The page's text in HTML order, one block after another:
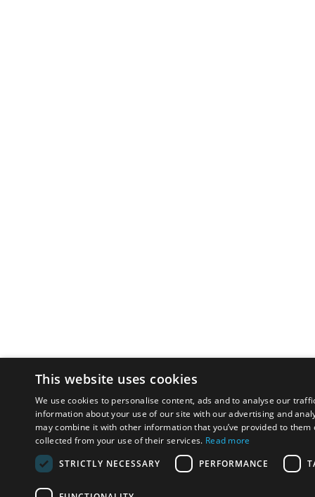
This website uses cookies
We use cookies to personalise content, ads and to analyse our
information about your use of our site with our advertising and
may combine it with other information that you’ve provided to them
collected from your use of their services. Read more
STRICTLY NECESSARY
PERFORMANCE